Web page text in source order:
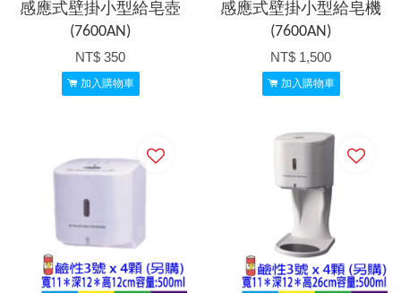
感應式壁掛小型給皂壺
(7600AN)
NT$ 350
加入購物車
感應式壁掛小型給皂機
(7600AN)
NT$ 1,500
加入購物車